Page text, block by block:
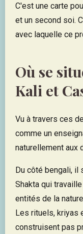
C'est une carte
et un second soi.
avec laquelle ce
Où se
Kali et
Vu à travers ces
comme un
naturellement aux
Du côté bengali, il
Shakta qui
entités de la
Les rituels, kriyas
construisent pas